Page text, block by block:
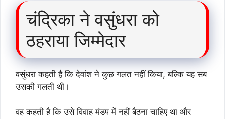
चंद्रिका ने वसुंधरा को
ठहराया जिम्मेदार
वसुंधरा कहती है कि देवांश ने कुछ गलत नहीं किया, बल्कि यह सब
उसकी गलती थी।
वह कहती है कि उसे विवाह मंडप में नहीं बैठना चाहिए था और